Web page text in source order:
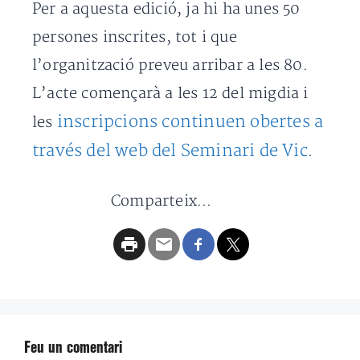
Per a aquesta edició, ja hi ha unes 50
persones inscrites, tot i que
l’organització preveu arribar a les 80.
L’acte començarà a les 12 del migdia i
les inscripcions continuen obertes a
través del web del Seminari de Vic.
Comparteix...
Feu un comentari